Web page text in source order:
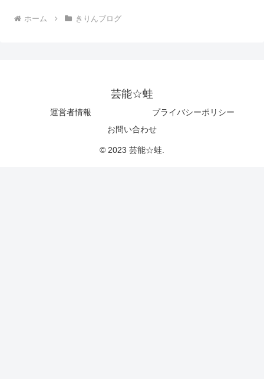
ホーム きりんブログ
芸能☆蛙
運営者情報
プライバシーポリシー
お問い合わせ
© 2023 芸能☆蛙.